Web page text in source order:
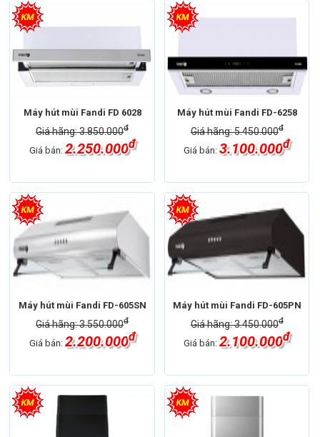
Máy hút mùi Fandi FD 6028
Giá hãng: 3.850.000đ
Giá bán: 2.250.000đ
Máy hút mùi Fandi FD-6258
Giá hãng: 5.450.000đ
Giá bán:3.100.000đ
Máy hút mùi Fandi FD-605SN
Giá hãng: 3.550.000đ
Giá bán: 2.200.000đ
Máy hút mùi Fandi FD-605PN
Giá hãng: 3.450.000đ
Giá bán:2.100.000đ